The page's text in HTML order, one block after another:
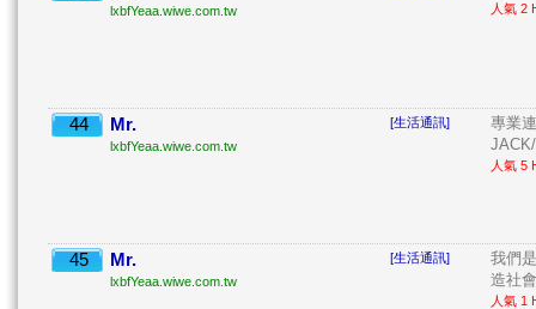
lxbfYeaa.wiwe.com.tw 人氣 2
44 Mr.
lxbfYeaa.wiwe.com.tw
[生活通訊]
專業
人氣 5
45 Mr.
lxbfYeaa.wiwe.com.tw
[生活通訊]
我們
造社
人氣 1